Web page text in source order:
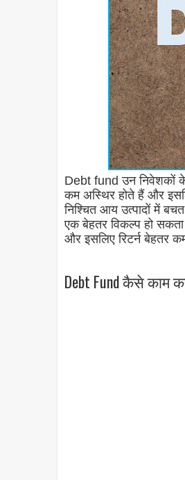
Debt fund उन निवेशकों
कम अस्थिर होते हैं और
निश्चित आय उत्पादों में
एक बेहतर विकल्प हो
और इसलिए रिटर्न बेहतर
Debt Fund कैसे काम